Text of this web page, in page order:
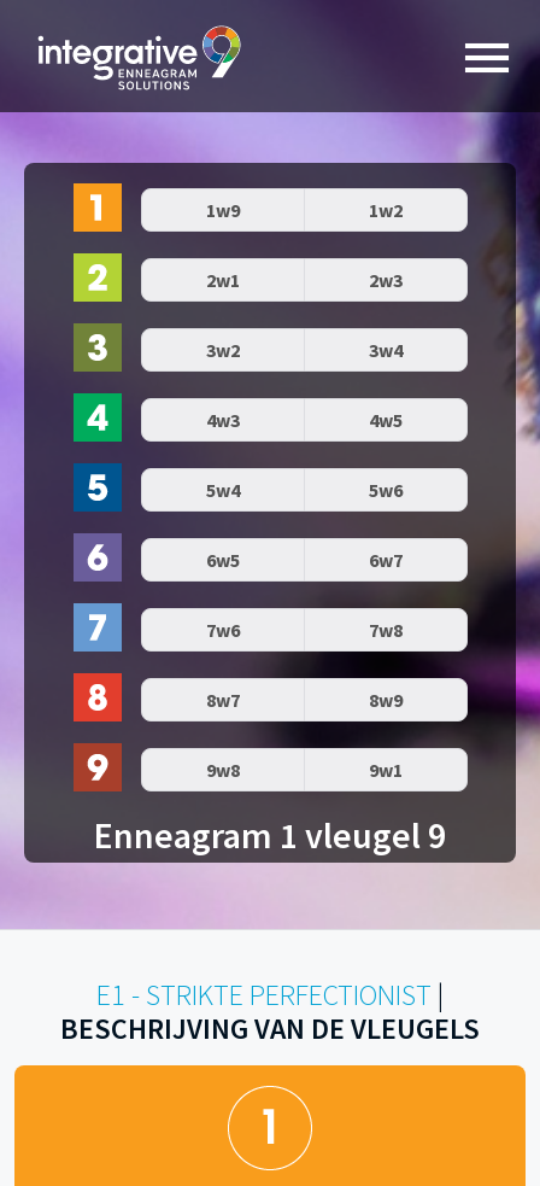
1w9 1w2
2w1 2w3
3w2 3w4
4w3 4w5
5w4 5w6
6w5 6w7
7w6 7w8
8w7 8w9
9w8 9w1
Enneagram 1 vleugel 9
E1 - STRIKTE PERFECTIONIST |
BESCHRIJVING VAN DE VLEUGELS